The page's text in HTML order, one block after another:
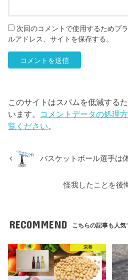
次回のコメントで使用するためブ
ルアドレス、サイトを保存する。
このサイトはスパムを低減する
います。 コメントデータの処理
覧ください。
バスケットボール選手は
怪我したことを後
RECOMMEND こちらの記事も人気
栄養